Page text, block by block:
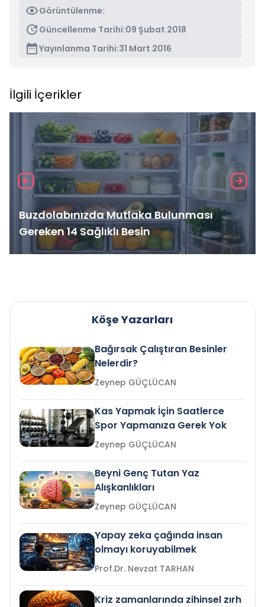
Görüntülenme:
Güncellenme Tarihi:09 Şubat 2018
Yayınlanma Tarihi:31 Mart 2016
İlgili İçerikler
Buzdolabınızda Mutlaka Bulunması
Gereken 14 Sağlıklı Besin
Köşe Yazarları
Bağırsak Çalıştıran Besinler
Nelerdir?
Zeynep GÜÇLÜCAN
Kas Yapmak İçin Saatlerce
Spor Yapmanıza Gerek Yok
Zeynep GÜÇLÜCAN
Beyni Genç Tutan Yaz
Alışkanlıkları
Zeynep GÜÇLÜCAN
Yapay zeka çağında insan
olmayı koruyabilmek
Prof.Dr. Nevzat TARHAN
Kriz zamanlarında zihinsel zırh